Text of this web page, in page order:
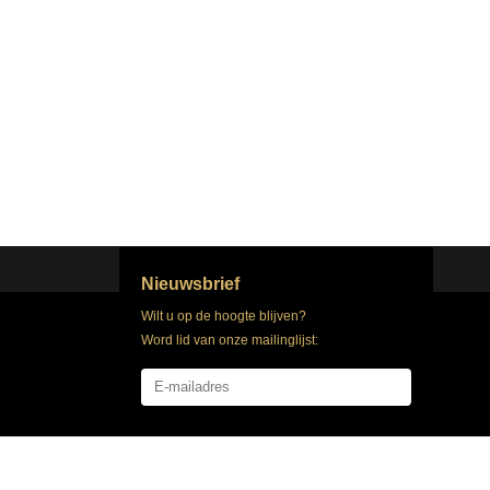
Nieuwsbrief
Wilt u op de hoogte blijven?
Word lid van onze mailinglijst: